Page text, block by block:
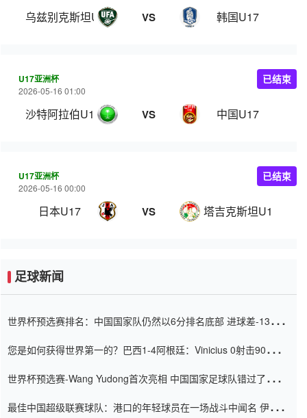
乌兹别克斯坦U17 VS 韩国U17
U17亚洲杯
2026-05-16 01:00
沙特阿拉伯U17 VS 中国U17
已结束
U17亚洲杯
2026-05-16 00:00
日本U17 VS 塔吉克斯坦U17
已结束
足球新闻
世界杯预选赛排名：中国国家队仍然以6分排名底部 进球差-13令人
您是如何获得世界第一的？巴西1-4阿根廷：Vinicius 0射击90分钟
世界杯预选赛-Wang Yudong首次亮相 中国国家足球队错过了世界
最佳中国超级联赛球队：港口的年轻球员在一场战斗中闻名 伊万放